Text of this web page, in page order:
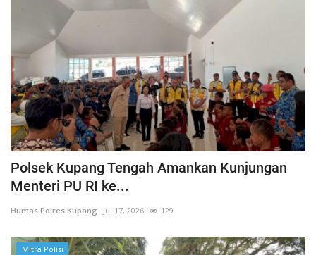
Polsek Kupang Tengah Amankan Kunjungan
Menteri PU RI ke...
Humas Polres Kupang Jul 17, 2026 129
Mitra Polisi